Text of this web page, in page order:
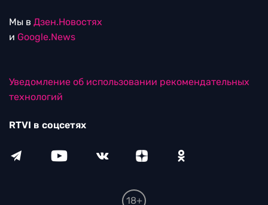
Мы в Дзен.Новостях
и Google.News
Уведомление об использовании рекомендательных
технологий
RTVI в соцсетях
18+